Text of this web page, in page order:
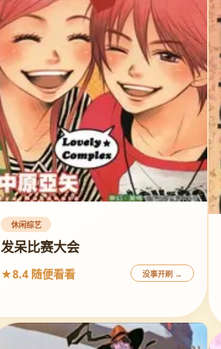
休闲综艺
发呆比赛大会
★8.4 随便看看 没事开刷 →